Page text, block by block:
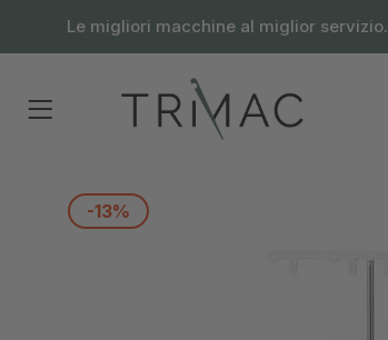
Le migliori macchine al miglior servizio.
-13%